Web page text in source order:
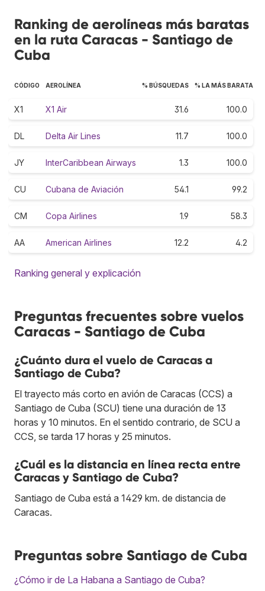
Ranking de aerolíneas más baratas
en la ruta Caracas - Santiago de
Cuba
CÓDIGO AEROLÍNEA % BÚSQUEDAS % LA MÁS BARATA
X1 X1 Air 31.6 100.0
DL Delta Air Lines 11.7 100.0
JY InterCaribbean Airways 1.3 100.0
CU Cubana de Aviación 54.1 99.2
CM Copa Airlines 1.9 58.3
AA American Airlines 12.2 4.2
Ranking general y explicación
Preguntas frecuentes sobre vuelos
Caracas - Santiago de Cuba
¿Cuánto dura el vuelo de Caracas a
Santiago de Cuba?
El trayecto más corto en avión de Caracas (CCS) a
Santiago de Cuba (SCU) tiene una duración de 13
horas y 10 minutos. En el sentido contrario, de SCU a
CCS, se tarda 17 horas y 25 minutos.
¿Cuál es la distancia en línea recta entre
Caracas y Santiago de Cuba?
Santiago de Cuba está a 1429 km. de distancia de
Caracas.
Preguntas sobre Santiago de Cuba
¿Cómo ir de La Habana a Santiago de Cuba?